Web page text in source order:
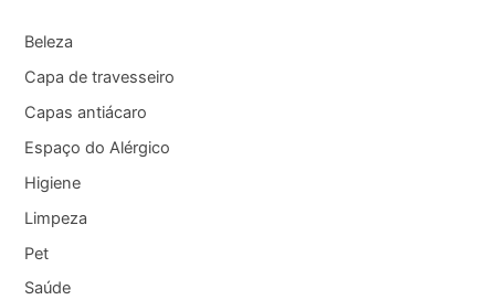
Beleza
Capa de travesseiro
Capas antiácaro
Espaço do Alérgico
Higiene
Limpeza
Pet
Saúde